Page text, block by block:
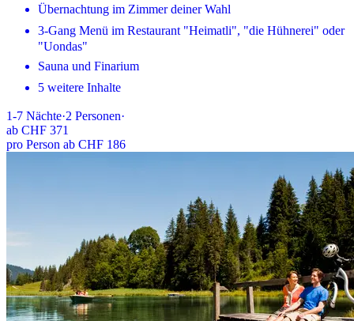
Übernachtung im Zimmer deiner Wahl
3-Gang Menü im Restaurant "Heimatli", "die Hühnerei" oder
"Uondas"
Sauna und Finarium
5 weitere Inhalte
1-7 Nächte·2 Personen·
ab CHF 371
pro Person ab CHF 186